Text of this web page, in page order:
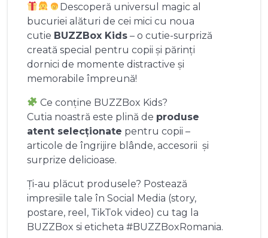
Descoperă universul magic al
bucuriei alături de cei mici cu noua
cutie BUZZBox Kids – o cutie-surpriză
creată special pentru copii și părinți
dornici de momente distractive și
memorabile împreună!
Ce conține BUZZBox Kids?
Cutia noastră este plină de produse
atent selecționate pentru copii –
articole de îngrijire blânde, accesorii și
surprize delicioase.
Ți-au plăcut produsele? Postează
impresiile tale în Social Media (story,
postare, reel, TikTok video) cu tag la
BUZZBox si eticheta #BUZZBoxRomania.